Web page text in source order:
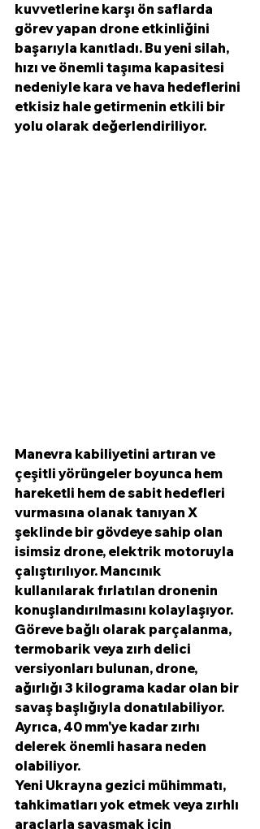
kuvvetlerine karşı ön saflarda
görev yapan drone etkinliğini
başarıyla kanıtladı. Bu yeni silah,
hızı ve önemli taşıma kapasitesi
nedeniyle kara ve hava hedeflerini
etkisiz hale getirmenin etkili bir
yolu olarak değerlendiriliyor.
Manevra kabiliyetini artıran ve
çeşitli yörüngeler boyunca hem
hareketli hem de sabit hedefleri
vurmasına olanak tanıyan X
şeklinde bir gövdeye sahip olan
isimsiz drone, elektrik motoruyla
çalıştırılıyor. Mancınık
kullanılarak fırlatılan dronenin
konuşlandırılmasını kolaylaşıyor.
Göreve bağlı olarak parçalanma,
termobarik veya zırh delici
versiyonları bulunan, drone,
ağırlığı 3 kilograma kadar olan bir
savaş başlığıyla donatılabiliyor.
Ayrıca, 40 mm'ye kadar zırhı
delerek önemli hasara neden
olabiliyor.
Yeni Ukrayna gezici mühimmatı,
tahkimatları yok etmek veya zırhlı
araçlarla savaşmak için